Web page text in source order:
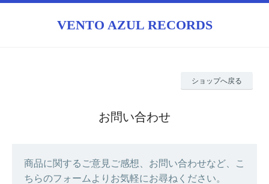
VENTO AZUL RECORDS
ショップへ戻る
お問い合わせ
商品に関するご意見ご感想、お問い合わせなど、こ
ちらのフォームよりお気軽にお尋ねください。